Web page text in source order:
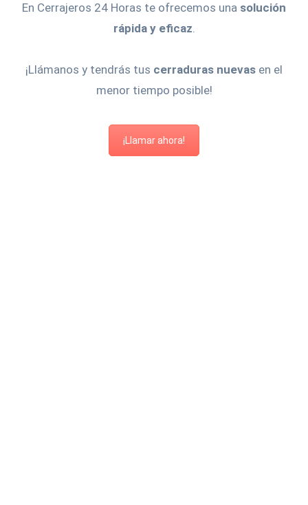
En Cerrajeros 24 Horas te ofrecemos una solución
rápida y eficaz.
¡Llámanos y tendrás tus cerraduras nuevas en el
menor tiempo posible!
¡Llamar ahora!